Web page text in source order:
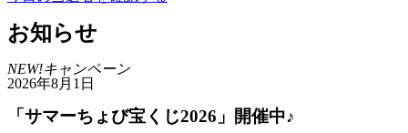
お知らせ
NEW!キャンペーン
2026年8月1日
「サマーちょび宝くじ2026」開催中♪